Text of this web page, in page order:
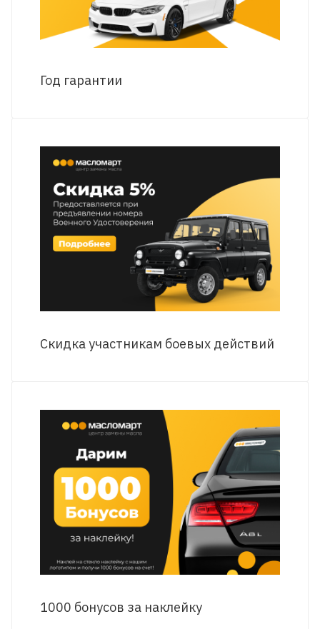
Год гарантии
Скидка участникам боевых действий
1000 бонусов за наклейку